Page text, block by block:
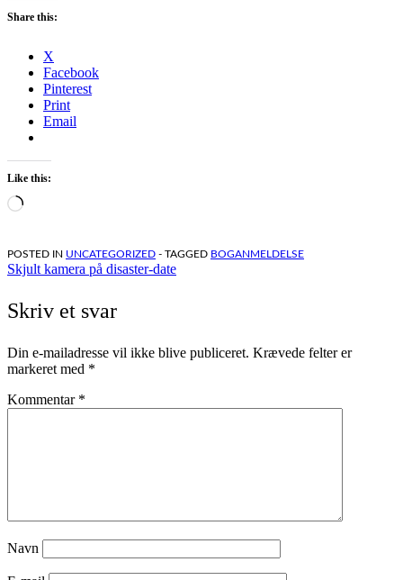
Share this:
X
Facebook
Pinterest
Print
Email
Like this:
Loading…
POSTED IN UNCATEGORIZED - TAGGED BOGANMELDELSE
Indlægsnavigation
Skjult kamera på disaster-date
Skriv et svar
Din e-mailadresse vil ikke blive publiceret. Krævede felter er
markeret med *
Kommentar *
Navn